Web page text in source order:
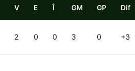
V E Î GM GP Dif
2 0 0 3 0 +3